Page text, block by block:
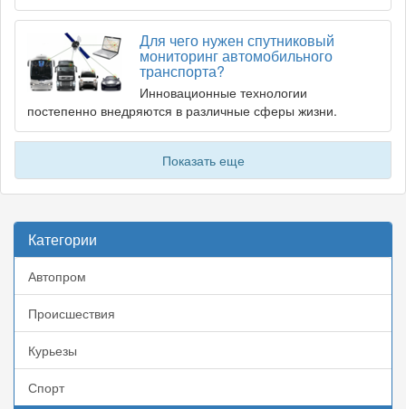
Для чего нужен спутниковый
мониторинг автомобильного
транспорта?
Инновационные технологии
постепенно внедряются в различные сферы жизни.
Показать еще
Категории
Автопром
Происшествия
Курьезы
Спорт